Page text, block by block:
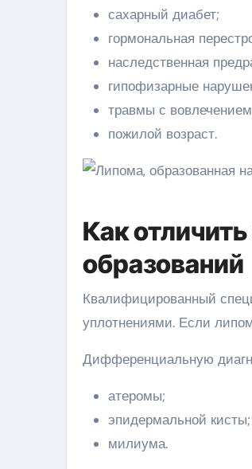
сахарный диабет;
гормональная
наследственная
гипофизарные
травмы с
пожилой возраст.
Как
образований
Квалифицированный
уплотнениями. Если
Дифференциальную
атеромы;
эпидермальной кисты;
милиума.